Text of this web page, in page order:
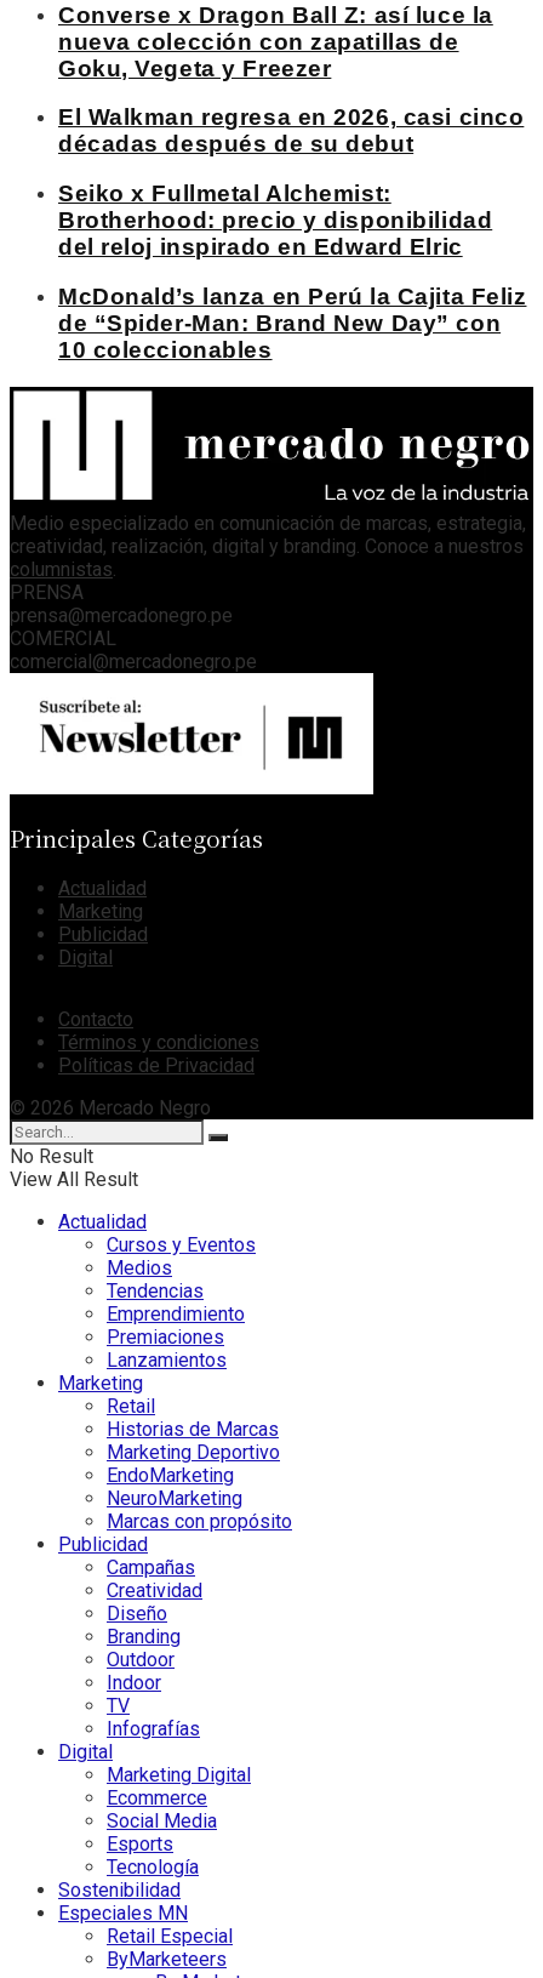
Converse x Dragon Ball Z: así luce la
nueva colección con zapatillas de
Goku, Vegeta y Freezer
El Walkman regresa en 2026, casi cinco
décadas después de su debut
Seiko x Fullmetal Alchemist:
Brotherhood: precio y disponibilidad
del reloj inspirado en Edward Elric
McDonald’s lanza en Perú la Cajita Feliz
de “Spider-Man: Brand New Day” con
10 coleccionables
Medio especializado en comunicación de marcas, estrategia,
creatividad, realización, digital y branding. Conoce a nuestros
columnistas
PRENSA
prensa@mercadonegro.pe
COMERCIAL
comercial@mercadonegro.pe
Principales Categorías
Actualidad
Marketing
Publicidad
Digital
Contacto
Términos y condiciones
Políticas de Privacidad
© 2026 Mercado Negro
No Result
View All Result
Actualidad
Cursos y Eventos
Medios
Tendencias
Emprendimiento
Premiaciones
Lanzamientos
Marketing
Retail
Historias de Marcas
Marketing Deportivo
EndoMarketing
NeuroMarketing
Marcas con propósito
Publicidad
Campañas
Creatividad
Diseño
Branding
Outdoor
Indoor
TV
Infografías
Digital
Marketing Digital
Ecommerce
Social Media
Esports
Tecnología
Sostenibilidad
Especiales MN
Retail Especial
ByMarketeers